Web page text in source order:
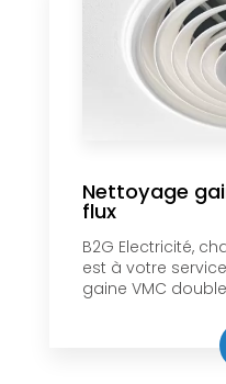
Nettoyage
flux
B2G Electricité,
est à votre
gaine VMC double